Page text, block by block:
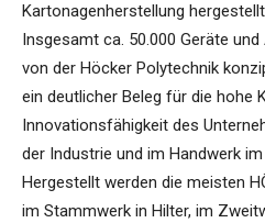
Kartonagenherstellung
Insgesamt ca. 50.000 Geräte
von der Höcker Polytechnik
ein deutlicher Beleg für die hohe
Innovationsfähigkeit des
der Industrie und im Handwerk
Hergestellt werden die meisten
im Stammwerk in Hilter, im